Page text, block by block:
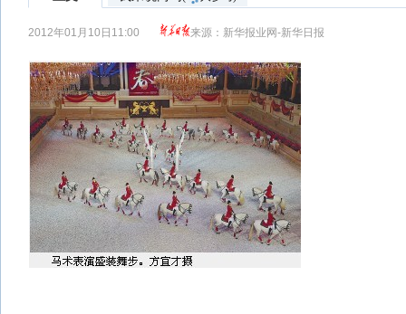
2012年01月10日11:00 来源： 新华报业网-新华日报